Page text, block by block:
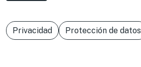
Privacidad Protección de datos